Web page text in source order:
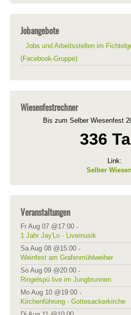
Jobangebote
Jobs und Arbeitsstellen im
(Facebook-Gruppe)
Wiesenfestrechner
Bis zum Selber Wiesenfest
336
Link:
Selber
Veranstaltungen
Fr Aug 07 @17:00 -
1 Jahr Jay'Lo - Livemusik
Sa Aug 08 @15:00 -
Weinfest am Grafenmühlweiher
So Aug 09 @20:00 -
Ringelspü live im Jungbrunnen
Mo Aug 10 @19:00 -
Kirchenführung - Gottesackerkirche